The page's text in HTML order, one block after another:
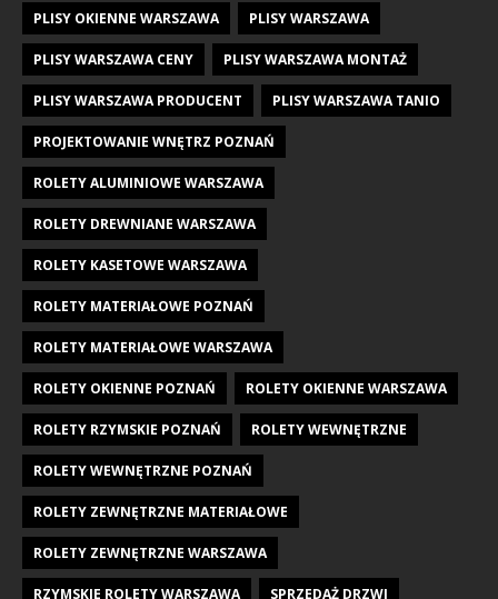
PLISY OKIENNE WARSZAWA PLISY WARSZAWA
PLISY WARSZAWA CENY PLISY WARSZAWA MONTAŻ
PLISY WARSZAWA PRODUCENT PLISY WARSZAWA TANIO
PROJEKTOWANIE WNĘTRZ POZNAŃ
ROLETY ALUMINIOWE WARSZAWA
ROLETY DREWNIANE WARSZAWA
ROLETY KASETOWE WARSZAWA
ROLETY MATERIAŁOWE POZNAŃ
ROLETY MATERIAŁOWE WARSZAWA
ROLETY OKIENNE POZNAŃ ROLETY OKIENNE WARSZAWA
ROLETY RZYMSKIE POZNAŃ ROLETY WEWNĘTRZNE
ROLETY WEWNĘTRZNE POZNAŃ
ROLETY ZEWNĘTRZNE MATERIAŁOWE
ROLETY ZEWNĘTRZNE WARSZAWA
RZYMSKIE ROLETY WARSZAWA SPRZEDAŻ DRZWI